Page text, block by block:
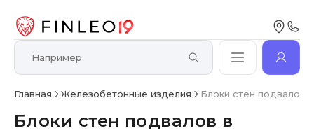
Главная Железобетонные изделия Блоки стен подвалов
Блоки стен подвалов в